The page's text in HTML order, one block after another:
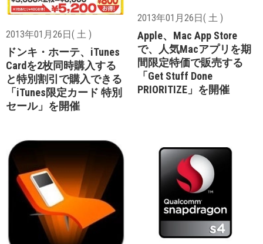
2013年01月26日( 土 )
ドンキ・ホーテ、iTunes
Cardを2枚同時購入する
と特別割引で購入できる
「iTunes限定カード 特別
セール」を開催
2013年01月26日( 土 )
Apple、Mac App Store
で、人気Macアプリを期
間限定特価で販売する
「Get Stuff Done
PRIORITIZE」を開催